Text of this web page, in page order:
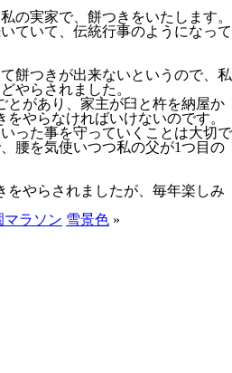
の実家で、餅つきをいたします。
ていて、伝統行事のようになって
餅つきが出来ないというので、私
やらされました。
とがあり、家主が臼と杵を納屋か
やらなければいけないのです。
った事を守っていくことは大切で
腰を気使いつつ私の父が1つ目の
をやらされましたが、毎年楽しみ
マラソン 雪景色 »